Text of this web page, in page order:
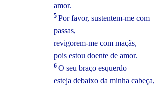
amor.
5 Por favor, sustentem-me com
passas,
revigorem-me com maçãs,
pois estou doente de amor.
6 O seu braço esquerdo
esteja debaixo da minha cabeça,